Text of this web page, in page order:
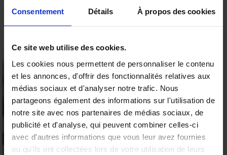
Consentement Détails À propos des cookies
Ce site web utilise des cookies.
Les cookies nous permettent de personnaliser le contenu
et les annonces, d'offrir des fonctionnalités relatives aux
médias sociaux et d'analyser notre trafic. Nous
partageons également des informations sur l'utilisation de
notre site avec nos partenaires de médias sociaux, de
publicité et d'analyse, qui peuvent combiner celles-ci
avec d'autres informations que vous leur avez fournies
ou qu'ils ont collectées lors de votre utilisation de leurs
Votre adresse e-mail ne sera pas publiée.
champs obligatoires sont indiqués avec*
9.6/10 (19 avis)
★★★★★
15% offerts sur votre
première commande
Valable sur tous les produits